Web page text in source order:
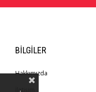
BILGILER
Hakkımızda
İletişim